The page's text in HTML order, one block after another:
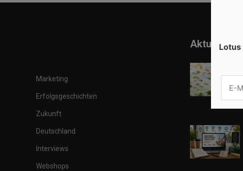
Marketing
Erfolgsgeschichten
Zukunft
Deutschland
Interviews
Webshops
AktuellLotus